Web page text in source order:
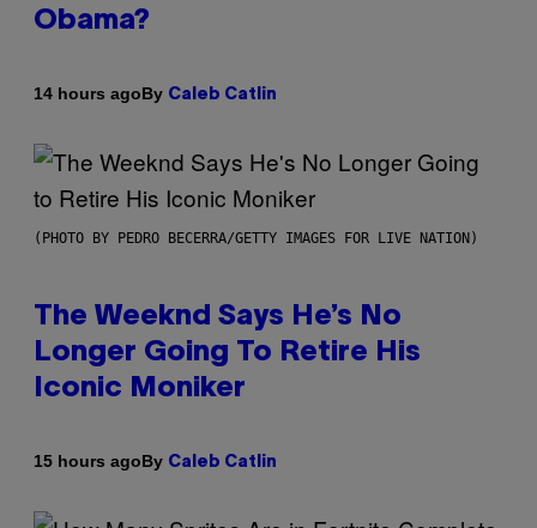
Obama?
14 hours agoBy Caleb Catlin
(PHOTO BY PEDRO BECERRA/GETTY IMAGES FOR LIVE NATION)
The Weeknd Says He’s No
Longer Going To Retire His
Iconic Moniker
15 hours agoBy Caleb Catlin